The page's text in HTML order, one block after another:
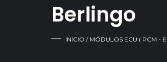
Berlingo
INICIO / MÓDULOS ECU ( PCM -